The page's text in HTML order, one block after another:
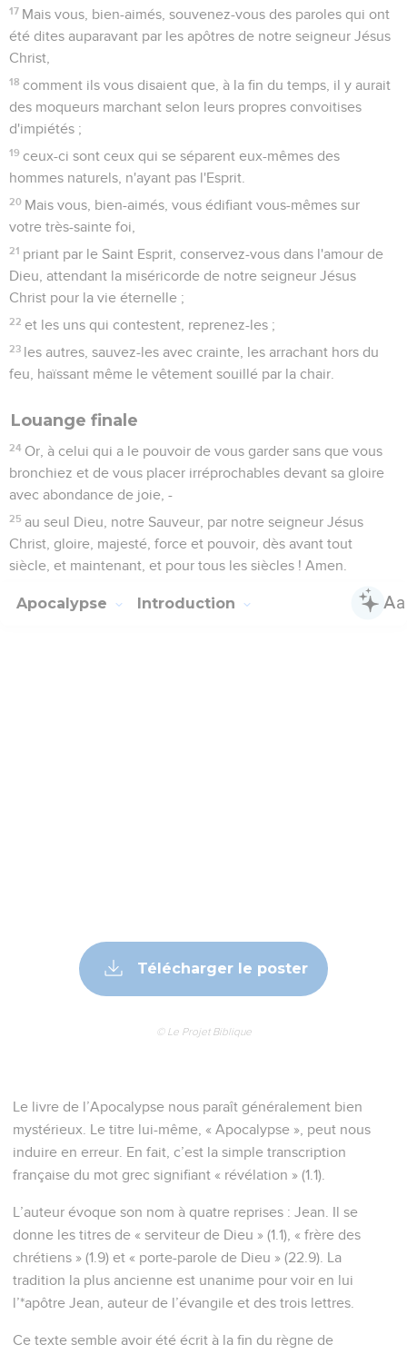
17 Mais vous, bien-aimés, souvenez-vous des paroles qui ont
été dites auparavant par les apôtres de notre seigneur Jésus
Christ,
18 comment ils vous disaient que, à la fin du temps, il y aurait
des moqueurs marchant selon leurs propres convoitises
d'impiétés ;
19 ceux-ci sont ceux qui se séparent eux-mêmes des
hommes naturels, n'ayant pas l'Esprit.
20 Mais vous, bien-aimés, vous édifiant vous-mêmes sur
votre très-sainte foi,
21 priant par le Saint Esprit, conservez-vous dans l'amour de
Dieu, attendant la miséricorde de notre seigneur Jésus
Christ pour la vie éternelle ;
22 et les uns qui contestent, reprenez-les ;
23 les autres, sauvez-les avec crainte, les arrachant hors du
feu, haïssant même le vêtement souillé par la chair.
Louange finale
24 Or, à celui qui a le pouvoir de vous garder sans que vous
bronchiez et de vous placer irréprochables devant sa gloire
avec abondance de joie, -
25 au seul Dieu, notre Sauveur, par notre seigneur Jésus
Christ, gloire, majesté, force et pouvoir, dès avant tout
siècle, et maintenant, et pour tous les siècles ! Amen.
Apocalypse Introduction
Télécharger le poster
© Le Projet Biblique
Le livre de l’Apocalypse nous paraît généralement bien
mystérieux. Le titre lui-même, « Apocalypse », peut nous
induire en erreur. En fait, c’est la simple transcription
française du mot grec signifiant « révélation » (1.1).
L’auteur évoque son nom à quatre reprises : Jean. Il se
donne les titres de « serviteur de Dieu » (1.1), « frère des
chrétiens » (1.9) et « porte-parole de Dieu » (22.9). La
tradition la plus ancienne est unanime pour voir en lui
l’*apôtre Jean, auteur de l’évangile et des trois lettres.
Ce texte semble avoir été écrit à la fin du règne de